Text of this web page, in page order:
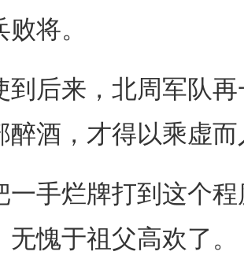
将。
来，北周军队再
醉酒，才得以乘虚而
烂牌打到这个程
愧于祖父高欢了。